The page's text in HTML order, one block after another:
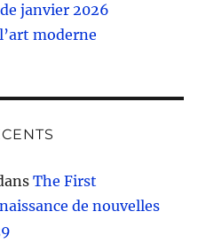
janvier 2026
moderne
The First
de nouvelles